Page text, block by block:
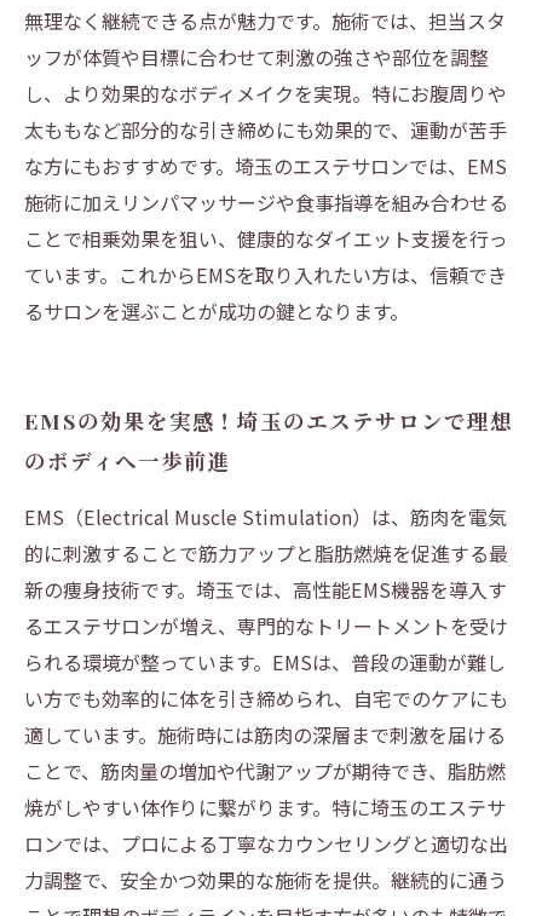
無理なく継続できる点が魅力です。施術では、担当スタ
ッフが体質や目標に合わせて刺激の強さや部位を調整
し、より効果的なボディメイクを実現。特にお腹周りや
太ももなど部分的な引き締めにも効果的で、運動が苦手
な方にもおすすめです。埼玉のエステサロンでは、EMS
施術に加えリンパマッサージや食事指導を組み合わせる
ことで相乗効果を狙い、健康的なダイエット支援を行っ
ています。これからEMSを取り入れたい方は、信頼でき
るサロンを選ぶことが成功の鍵となります。
EMSの効果を実感！埼玉のエステサロンで理想
のボディへ一歩前進
EMS（Electrical Muscle Stimulation）は、筋肉を電気
的に刺激することで筋力アップと脂肪燃焼を促進する最
新の痩身技術です。埼玉では、高性能EMS機器を導入す
るエステサロンが増え、専門的なトリートメントを受け
られる環境が整っています。EMSは、普段の運動が難し
い方でも効率的に体を引き締められ、自宅でのケアにも
適しています。施術時には筋肉の深層まで刺激を届ける
ことで、筋肉量の増加や代謝アップが期待でき、脂肪燃
焼がしやすい体作りに繋がります。特に埼玉のエステサ
ロンでは、プロによる丁寧なカウンセリングと適切な出
力調整で、安全かつ効果的な施術を提供。継続的に通う